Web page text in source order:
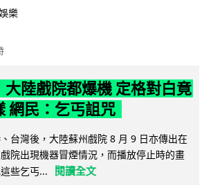
樂
大陸戲院都爆機 定格對白竟
網民：乞丐詛咒
、台灣後，大陸蘇州戲院 8 月 9 日亦傳出在
院出現機器冒煙情況，而播放停止時的畫
些乞丐...
閱讀全文